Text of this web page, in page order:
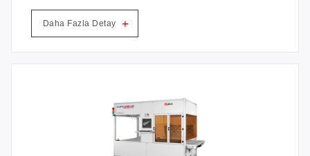
yıkama ve hasarı vb. daha hızlı bitirir. Yüksek
verimlilik ve çevre koruma.
Daha Fazla Detay +